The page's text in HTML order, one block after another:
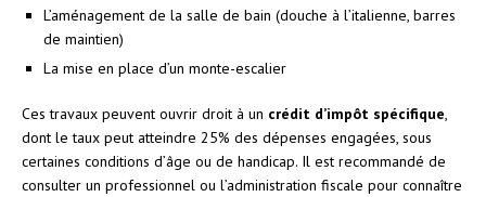
L’aménagement de la salle de bain (douche à l’italienne, barres
de maintien)
La mise en place d’un monte-escalier
Ces travaux peuvent ouvrir droit à un crédit d’impôt spécifique
dont le taux peut atteindre 25% des dépenses engagées, sous
certaines conditions d’âge ou de handicap. Il est recommandé de
consulter un professionnel ou l’administration fiscale pour connaître